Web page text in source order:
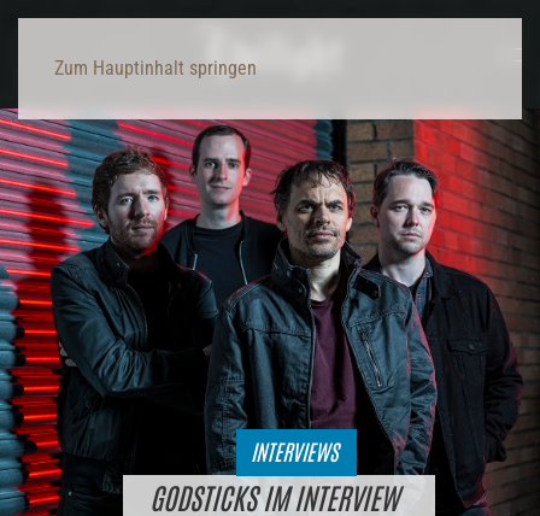
Zum Hauptinhalt springen
INTERVIEWS
GODSTICKS IM INTERVIEW